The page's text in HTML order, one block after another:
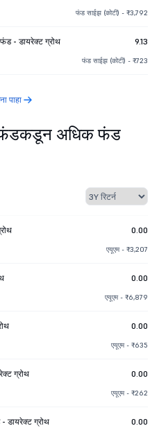
फंड साईझ (कोटी) - ₹3,792
- डायरेक्ट ग्रोथ 9.13
फंड साईझ (कोटी) - ₹723
पाहा
फंडकडून अधिक फंड
0.00
एयूएम - ₹3,207
0.00
एयूएम - ₹6,879
0.00
एयूएम - ₹635
ग्रोथ 0.00
एयूएम - ₹262
डायरेक्ट ग्रोथ 0.00